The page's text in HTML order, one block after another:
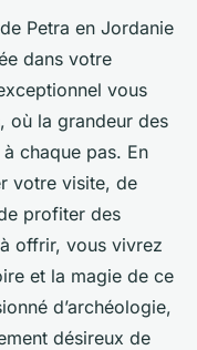
Petra en Jordanie
dans votre
vous
où la grandeur des
chaque pas. En
votre visite, de
profiter des
offrir, vous vivrez
et la magie de ce
d’archéologie,
désireux de